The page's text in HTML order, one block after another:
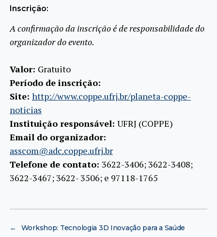
Inscrição:
A confirmação da inscrição é de responsabilidade do
organizador do evento.
Valor: Gratuito
Período de inscrição:
Site: http://www.coppe.ufrj.br/planeta-coppe-
noticias
Instituição responsável: UFRJ (COPPE)
Email do organizador:
asscom@adc.coppe.ufrj.br
Telefone de contato: 3622-3406; 3622-3408;
3622-3467; 3622- 3506; e 97118-1765
←
Workshop: Tecnologia 3D Inovação para a Saúde